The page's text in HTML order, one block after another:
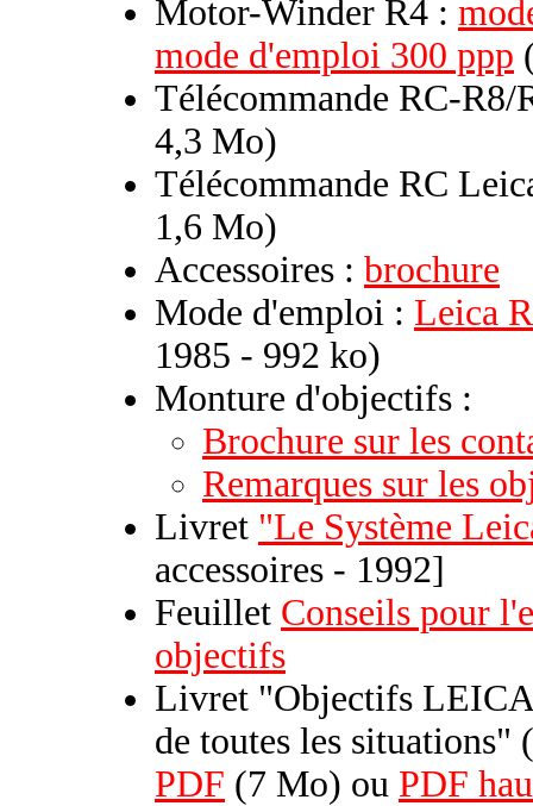
Motor-Winder R4 :
mode d'emploi 300 ppp
Télécommande RC-
4,3 Mo)
Télécommande RC
1,6 Mo)
Accessoires : brochure
Mode d'emploi : Leica
1985 - 992 ko)
Monture d'objectifs :
Brochure sur les
Remarques sur les
Livret "Le Système
accessoires - 1992]
Feuillet Conseils pour
objectifs
Livret "Objectifs
de toutes les situations"
PDF (7 Mo) ou PDF